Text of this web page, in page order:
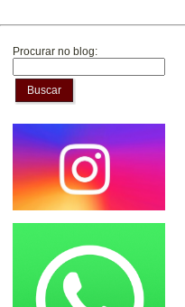
Procurar no blog:
Buscar